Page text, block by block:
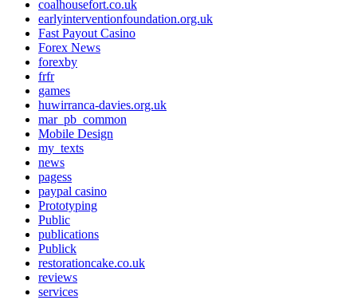
coalhousefort.co.uk
earlyinterventionfoundation.org.uk
Fast Payout Casino
Forex News
forexby
frfr
games
huwirranca-davies.org.uk
mar_pb_common
Mobile Design
my_texts
news
pagess
paypal casino
Prototyping
Public
publications
Publick
restorationcake.co.uk
reviews
services